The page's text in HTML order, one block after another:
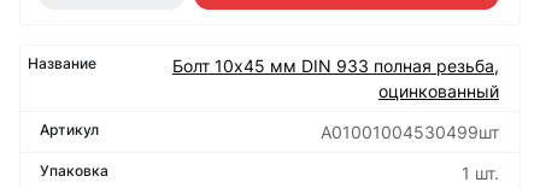
Болт 10х45 мм DIN 933 полная резьба,
оцинкованный
А01001004530499шт
1 шт.